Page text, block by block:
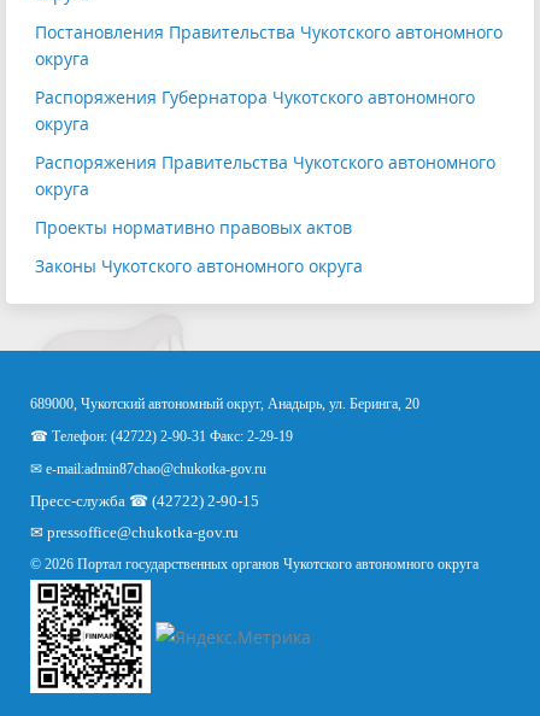
Постановления Правительства Чукотского автономного
округа
Распоряжения Губернатора Чукотского автономного
округа
Распоряжения Правительства Чукотского автономного
округа
Проекты нормативно правовых актов
Законы Чукотского автономного округа
689000, Чукотский автономный округ, Анадырь, ул. Беринга, 20
☎ Телефон: (42722) 2-90-31 Факс: 2-29-19
✉ e-mail:admin87chao@chukotka-gov.ru
Пресс-служба ☎ (42722) 2-90-15
✉ pressoffice@chukotka-gov.ru
© 2026 Портал государственных органов Чукотского автономного округа